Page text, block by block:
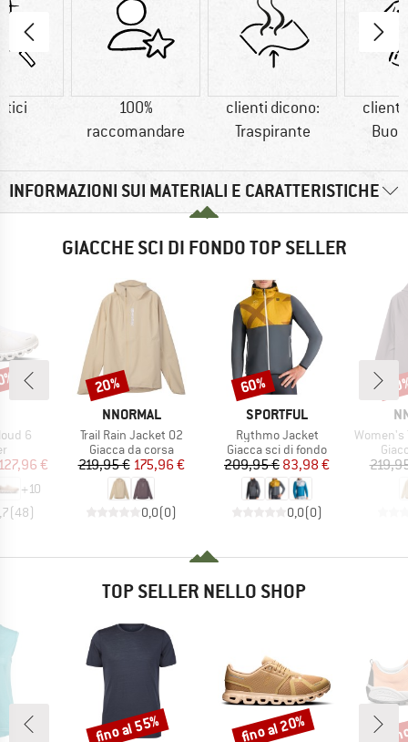
100%
raccomandare
clienti dicono:
Traspirante
clienti
INFORMAZIONI SUI MATERIALI E CARATTERISTICHE
GIACCHE SCI DI FONDO TOP SELLER
6
di prodotti
ridotto
€
+10
(48)
MARCHIO
NNORMAL
Articolo
Trail Rain Jacket 02
Gruppo di prodotti
Giacca da corsa
Prezzo
219,95 €Prezzo ridotto
175,96 €
0,0(0)
Sconto
20%
MARCHIO
SPORTFUL
Articolo
Rythmo Jacket
Gruppo di prodotti
Giacca sci di fondo
Prezzo
209,95 €Prezzo ridotto
83,98 €
0,0(0)
Sconto
60%
Articolo
Women's
TOP SELLER NELLO SHOP
Sconto
fino al 55% Sconto
fino al 20%